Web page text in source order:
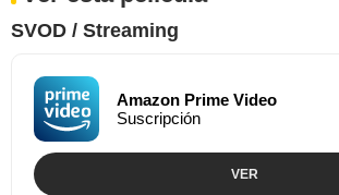
SVOD / Streaming
Amazon Prime Video
Suscripción
VER